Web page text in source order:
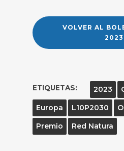
VOLVER AL
2023
ETIQUETAS: 2023
Europa
L10P2030
Premio
Red Natura